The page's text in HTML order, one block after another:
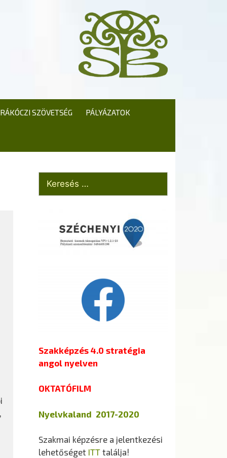
RÁKÓCZI SZÖVETSÉG PÁLYÁZATOK
Szakképzés 4.0 stratégia
angol nyelven
OKTATÓFILM
Nyelvkaland 2017-2020
Szakmai képzésre a jelentkezési
lehetőséget ITT találja!